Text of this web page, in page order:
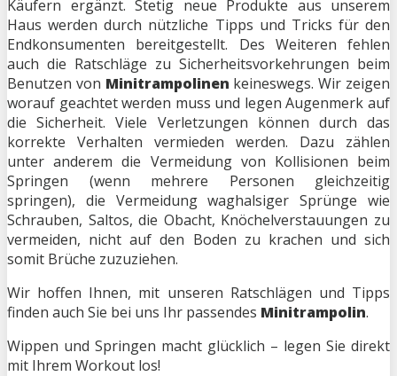
Käufern ergänzt. Stetig neue Produkte aus unserem
Haus werden durch nützliche Tipps und Tricks für den
Endkonsumenten bereitgestellt. Des Weiteren fehlen
auch die Ratschläge zu Sicherheitsvorkehrungen beim
Benutzen von Minitrampolinen keineswegs. Wir zeigen
worauf geachtet werden muss und legen Augenmerk auf
die Sicherheit. Viele Verletzungen können durch das
korrekte Verhalten vermieden werden. Dazu zählen
unter anderem die Vermeidung von Kollisionen beim
Springen (wenn mehrere Personen gleichzeitig
springen), die Vermeidung waghalsiger Sprünge wie
Schrauben, Saltos, die Obacht, Knöchelverstauungen zu
vermeiden, nicht auf den Boden zu krachen und sich
somit Brüche zuzuziehen.
Wir hoffen Ihnen, mit unseren Ratschlägen und Tipps
finden auch Sie bei uns Ihr passendes Minitrampolin.
Wippen und Springen macht glücklich – legen Sie direkt
mit Ihrem Workout los!